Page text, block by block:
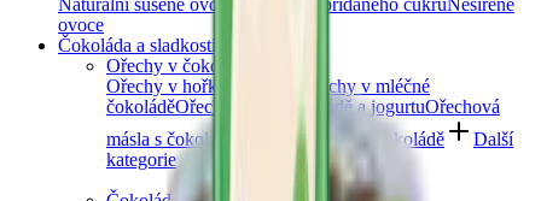
Naturální sušené ovoce
Ovoce bez přidaného cukruNesířené
ovoce
Čokoláda a sladkosti
Ořechy v čokoládě
Ořechy v hořké čokoládě
Ořechy v mléčné
čokoláděOřechy v bílé čokoládě a jogurtuOřechová
másla s čokoládou
Ořechový mix v čokoládě
Další
kategorie